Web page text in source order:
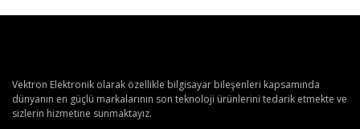
Vektron Elektronik olarak özellikle bilgisayar bileşenleri kapsamında
dünyanın en güçlü markalarının son teknoloji ürünlerini tedarik etmekte ve
sizlerin hizmetine sunmaktayız.